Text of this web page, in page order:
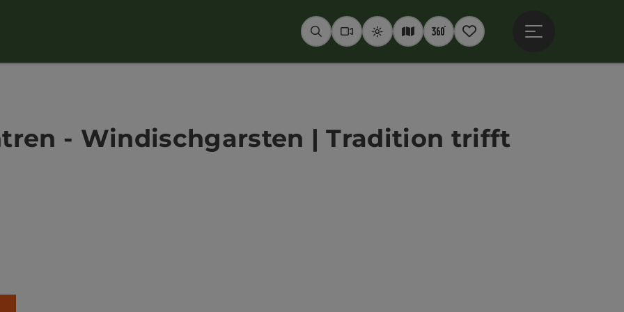
SuchenWebcams
WetterInteraktive Karte
360° Panoramen
Merkzettel
- Windischgarsten | Tradition trifft